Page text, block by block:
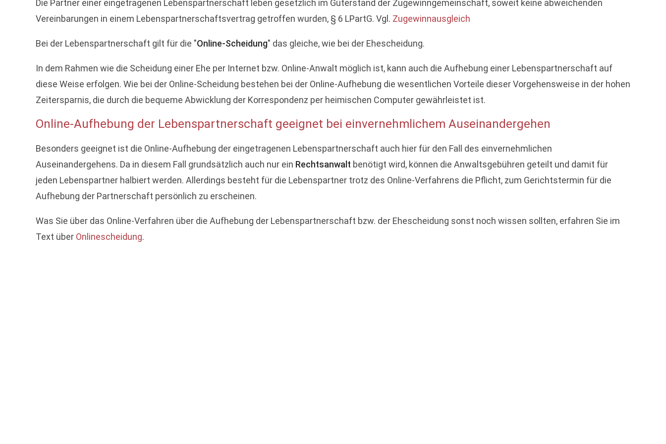
Die Partner einer eingetragenen Lebenspartnerschaft leben gesetzlich im Güterstand der Zugewinngemeinschaft, soweit keine abweichenden
Vereinbarungen in einem Lebenspartnerschaftsvertrag getroffen wurden, § 6 LPartG. Vgl. Zugewinnausgleich
Bei der Lebenspartnerschaft gilt für die "Online-Scheidung" das gleiche, wie bei der Ehescheidung.
In dem Rahmen wie die Scheidung einer Ehe per Internet bzw. Online-Anwalt möglich ist, kann auch die Aufhebung einer Lebenspartnerschaft auf
diese Weise erfolgen. Wie bei der Online-Scheidung bestehen bei der Online-Aufhebung die wesentlichen Vorteile dieser Vorgehensweise in der hohen
Zeitersparnis, die durch die bequeme Abwicklung der Korrespondenz per heimischen Computer gewährleistet ist.
Online-Aufhebung der Lebenspartnerschaft geeignet bei einvernehmlichem Auseinandergehen
Besonders geeignet ist die Online-Aufhebung der eingetragenen Lebenspartnerschaft auch hier für den Fall des einvernehmlichen
Auseinandergehens. Da in diesem Fall grundsätzlich auch nur ein Rechtsanwalt benötigt wird, können die Anwaltsgebühren geteilt und damit für
jeden Lebenspartner halbiert werden. Allerdings besteht für die Lebenspartner trotz des Online-Verfahrens die Pflicht, zum Gerichtstermin für die
Aufhebung der Partnerschaft persönlich zu erscheinen.
Was Sie über das Online-Verfahren über die Aufhebung der Lebenspartnerschaft bzw. der Ehescheidung sonst noch wissen sollten, erfahren Sie im
Text über Onlinescheidung.